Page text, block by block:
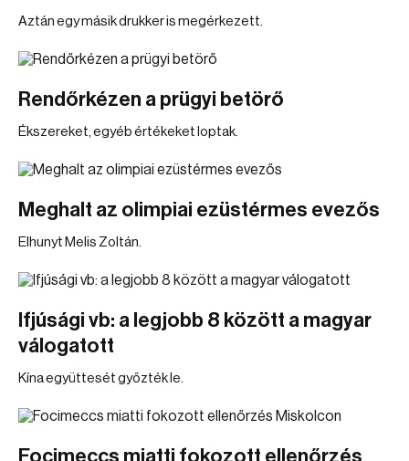
Aztán egy másik drukker is megérkezett.
Rendőrkézen a prügyi betörő
Ékszereket, egyéb értékeket loptak.
Meghalt az olimpiai ezüstérmes evezős
Elhunyt Melis Zoltán.
Ifjúsági vb: a legjobb 8 között a magyar
válogatott
Kína együttesét győzték le.
Focimeccs miatti fokozott ellenőrzés